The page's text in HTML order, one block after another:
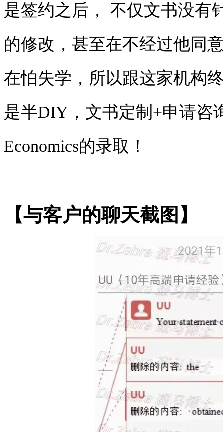
是签约之后， 不仅文书没有
的修改，甚至在不经过他同
在怕失学，所以跟这家机构
是半DIY，文书定制+申请咨
Economics的录取！
【与客户的聊天截图】